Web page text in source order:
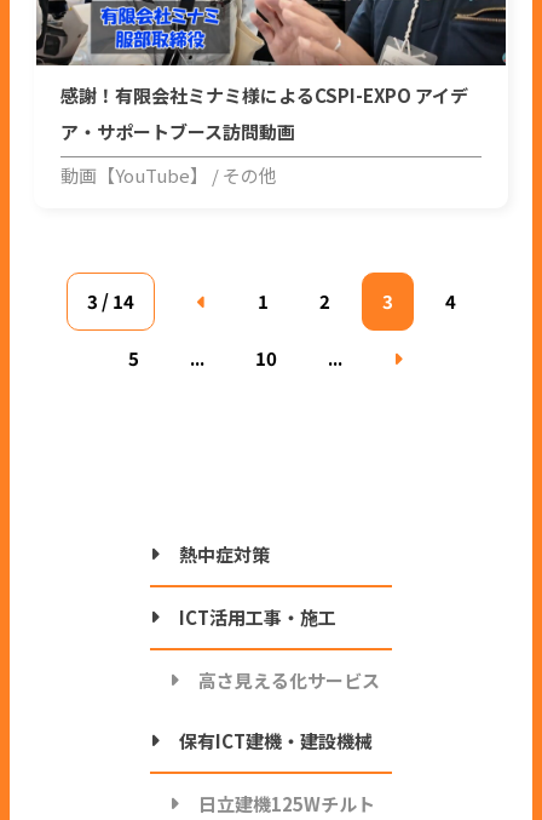
感謝！有限会社ミナミ様によるCSPI-EXPO アイデ
ア・サポートブース訪問動画
動画【YouTube】
その他
3 / 14 1 2 3 4
5 ... 10 ...
熱中症対策
ICT活用工事・施工
高さ見える化サービス
保有ICT建機・建設機械
日立建機125Wチルト